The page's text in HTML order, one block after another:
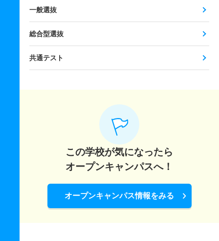
一般選抜
総合型選抜
共通テスト
この学校が気になったら
オープンキャンパスへ！
オープンキャンパス情報をみる